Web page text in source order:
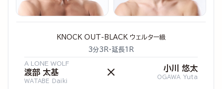
KNOCK OUT-BLACK ウェルター級
3分3R・延長1R
A LONE WOLF
渡部 太基
WATABE Daiki
× 小川 悠太
OGAWA Yuta